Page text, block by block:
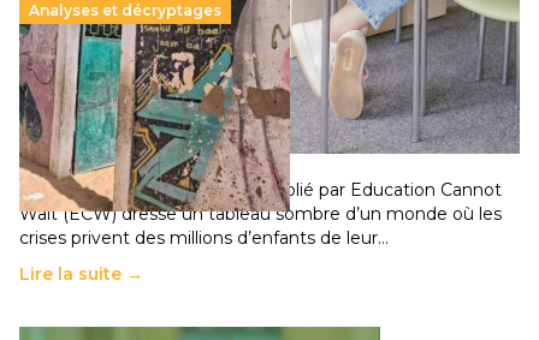
Analyses et décryptages
258 millions d’enfants victimes de la guerre, des
chocs climatiques et des déplacements de
population
11 juillet 2026- National
Un nouveau rapport mondial publié par Education Cannot
Wait (ECW) dresse un tableau sombre d’un monde où les
crises privent des millions d’enfants de leur…
Lire la suite →